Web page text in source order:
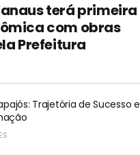
terá primeira
com obras
Prefeitura
Trajetória de Sucesso e